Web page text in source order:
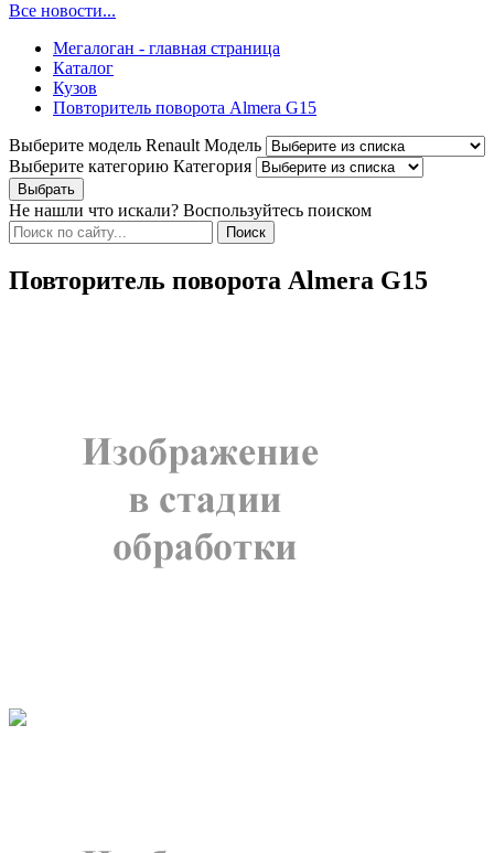
Все новости...
Мегалоган - главная страница
Каталог
Кузов
Повторитель поворота Almera G15
Выберите модель Renault Модель
Выберите категорию Категория
Не нашли что искали? Воспользуйтесь поиском
Повторитель поворота Almera G15